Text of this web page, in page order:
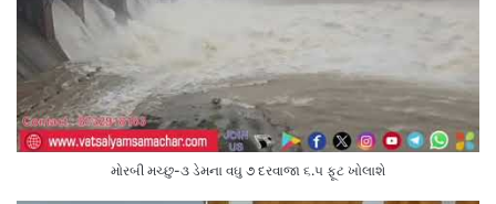
મોરબી મચ્છુ-૩ ડેમના વઘુ ૭ દરવાજા ૬.૫ ફૂટ ખોલાશે